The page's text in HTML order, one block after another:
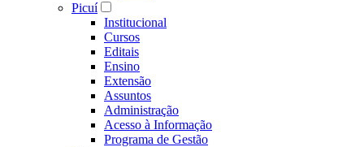
Picuí
Institucional
Cursos
Editais
Ensino
Extensão
Assuntos
Administração
Acesso à Informação
Programa de Gestão